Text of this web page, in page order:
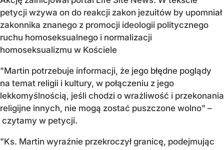
petycji wzywa on do reakcji zakon jezuitów by upomniał
zakonnika znanego z promocji ideologii politycznego
ruchu homoseksualnego i normalizacji
homoseksualizmu w Kościele
"Martin potrzebuje informacji, że jego błędne poglądy
na temat religii i kultury, w połączeniu z jego
lekkomyślnością, jeśli chodzi o wrażliwość i przekonania
religijne innych, nie mogą zostać puszczone wolno" –
czytamy w petycji.
"Ks. Martin wyraźnie przekroczył granicę, podejmując